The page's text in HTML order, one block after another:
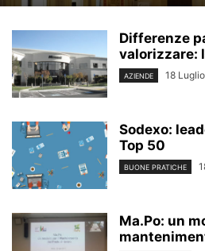
Differenze
valorizzare:
AZIENDE 18
Sodexo:
Top 50
BUONE PRATICHE
Ma.Po: un